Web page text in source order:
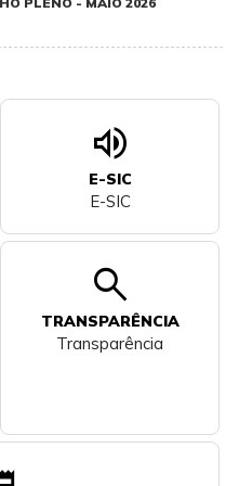
volume_up
E-SIC
E-SIC
search
TRANSPARÊNCIA
Transparência